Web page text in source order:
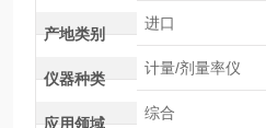
产地类别
进口
仪器种类
计量/剂量率仪
应用领域
综合